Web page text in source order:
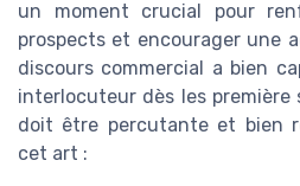
un moment crucial pour
prospects et encourager une
discours commercial a bien
interlocuteur dès les première
doit être percutante et bien
cet art :